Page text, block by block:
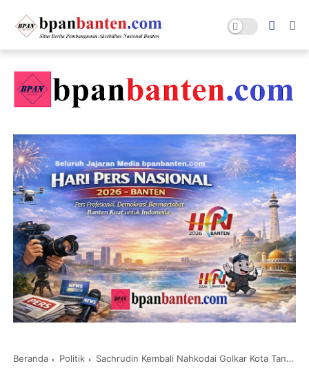
Beranda Politik Sachrudin Kembali Nahkodai Golkar Kota Tangerang: Targetkan Peningkatan Kursi di Pemilu 2030